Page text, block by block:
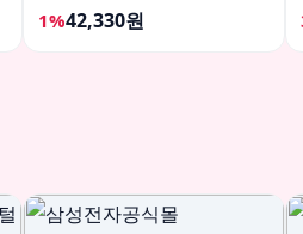
1%42,330원